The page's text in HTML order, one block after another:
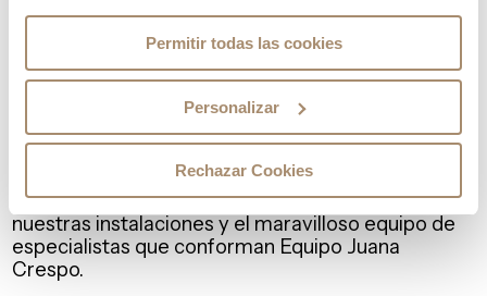
Permitir todas las cookies
Personalizar
Rechazar Cookies
Información sobre tratamientos reproducción
asistida Valencia
Si tienes dudas sobre lostratamientos
reproducción asistida Valencia
, entra a nuestra
web y conoce más. Ahí vienen desde casos de
y situaciones que impiden que se lleve a cabo el
embarazo exitosamente. Pero también sobre
nuestras instalaciones y el maravilloso equipo de
especialistas que conforman Equipo Juana
Crespo.